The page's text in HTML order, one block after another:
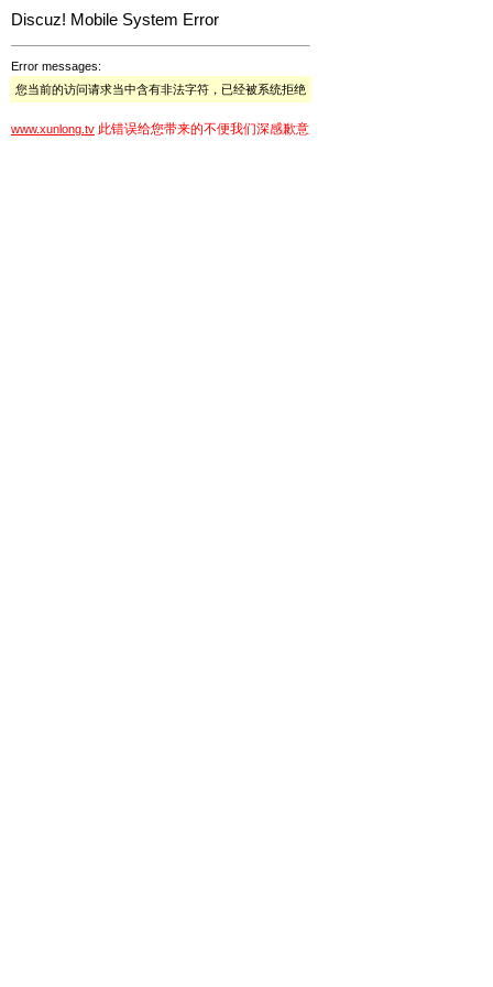
Discuz! Mobile System Error
Error messages:
您当前的访问请求当中含有非法字符，已经被系统拒绝
www.xunlong.tv 此错误给您带来的不便我们深感歉意